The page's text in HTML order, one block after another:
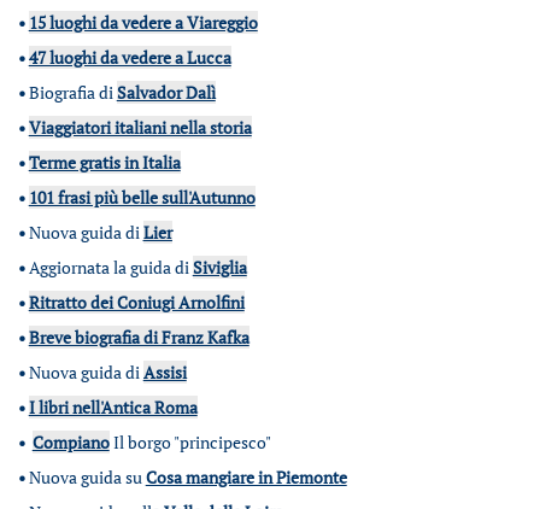
• 15 luoghi da vedere a Viareggio
•47 luoghi da vedere a Lucca
•Biografia diSalvador Dalì
•Viaggiatori italiani nella storia
•Terme gratis in Italia
• 101 frasi più belle sull'Autunno
•Nuova guida diLier
•Aggiornata la guida diSiviglia
•Ritratto dei Coniugi Arnolfini
•Breve biografia di Franz Kafka
•Nuova guida diAssisi
•I libri nell'Antica Roma
• CompianoIl borgo "principesco"
•Nuova guida suCosa mangiare in Piemonte